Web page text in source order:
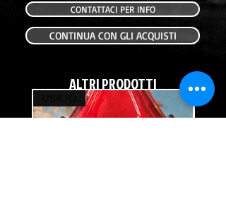
CONTATTACI PER INFO
CONTINUA CON GLI ACQUISTI
ALTRI PRODOTTI